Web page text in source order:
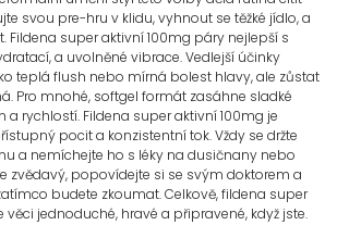
svou pre-hru v klidu, vyhnout se těžké jídlo, a
Fildena super aktivní 100mg páry nejlepší s
a uvolněné vibrace. Vedlejší účinky
teplá flush nebo mírná bolest hlavy, ale zůstat
Pro mnohé, softgel formát zasáhne sladké
rychlostí. Fildena super aktivní 100mg je
pocit a konzistentní tok. Vždy se držte
a nemíchejte ho s léky na dusičnany nebo
zvědavý, popovídejte si se svým doktorem a
budete zkoumat. Celkově, fildena super
věci jednoduché, hravé a připravené, když jste.